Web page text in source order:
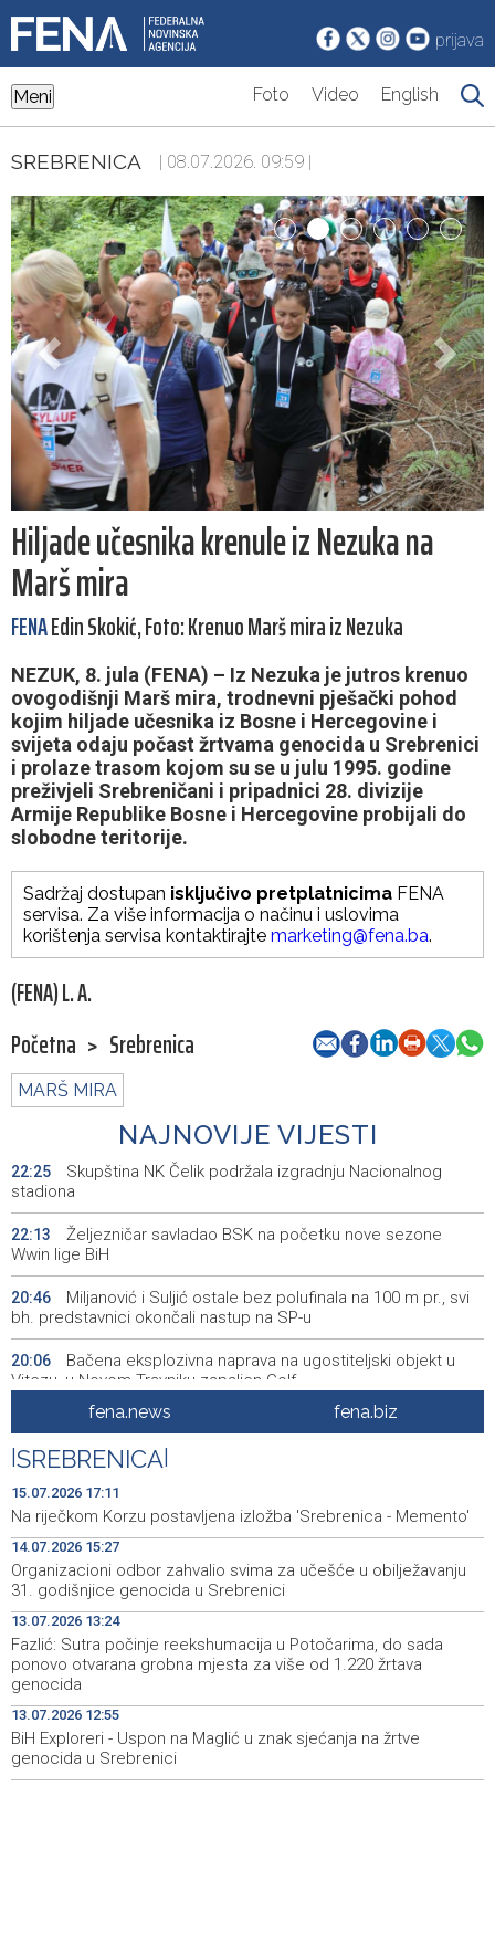
prijava
Meni Foto Video English
SREBRENICA | 08.07.2026. 09:59 |
Hiljade učesnika krenule iz Nezuka na
Marš mira
FENAEdin Skokić, Foto: Krenuo Marš mira iz Nezuka
NEZUK, 8. jula (FENA) – Iz Nezuka je jutros krenuo
ovogodišnji Marš mira, trodnevni pješački pohod
kojim hiljade učesnika iz Bosne i Hercegovine i
svijeta odaju počast žrtvama genocida u Srebrenici
i prolaze trasom kojom su se u julu 1995. godine
preživjeli Srebreničani i pripadnici 28. divizije
Armije Republike Bosne i Hercegovine probijali do
slobodne teritorije.
Sadržaj dostupan isključivo pretplatnicima FENA
servisa. Za više informacija o načinu i uslovima
korištenja servisa kontaktirajte marketing@fena.ba.
(FENA) L. A.
Početna > Srebrenica
MARŠ MIRA
NAJNOVIJE VIJESTI
22:25
Skupština NK Čelik podržala izgradnju Nacionalnog
stadiona
22:13
Željezničar savladao BSK na početku nove sezone
Wwin lige BiH
20:46
Miljanović i Suljić ostale bez polufinala na 100 m pr., svi
bh. predstavnici okončali nastup na SP-u
20:06
Bačena eksplozivna naprava na ugostiteljski objekt u
Vitezu, u Novom Travniku zapaljen Golf
Galerija ULUPUBiH otvara novu izlagačku sezonu,
predstavlja novi izlagački program
19:44 Faris Dževahirić novi nogometaš Veleža
19:21 Announcement of events for Saturday, 8 August 2026
19:10
Rudari Milanovića ubijedili da ode kući, Memčić se već
ponovo vratio u jamu 'Raspotočje'
19:03
Sarajevo Film Festival presents Kinoscope and
Kinoscope Surreal programs
19:00
fena.news fena.biz
SREBRENICA
15.07.2026 17:11
Na riječkom Korzu postavljena izložba 'Srebrenica - Memento'
14.07.2026 15:27
Organizacioni odbor zahvalio svima za učešće u obilježavanju
31. godišnjice genocida u Srebrenici
13.07.2026 13:24
Fazlić: Sutra počinje reekshumacija u Potočarima, do sada
ponovo otvarana grobna mjesta za više od 1.220 žrtava
genocida
13.07.2026 12:55
BiH Exploreri - Uspon na Maglić u znak sjećanja na žrtve
genocida u Srebrenici